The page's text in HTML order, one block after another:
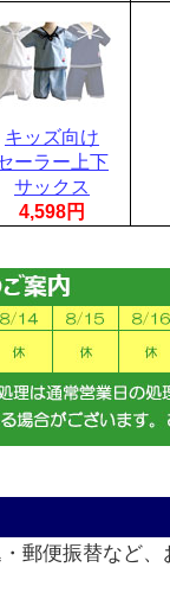
キッズ向け
ーラー上下
サックス
4,598円
郵便振替など